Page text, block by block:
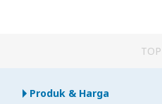
TOP
Produk & Harga